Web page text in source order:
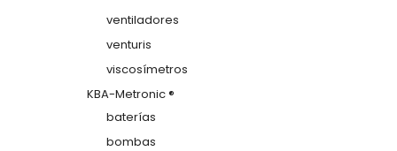
ventiladores
venturis
viscosímetros
KBA-Metronic ®
baterías
bombas